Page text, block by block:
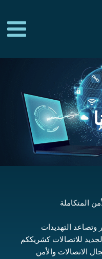
المتكاملة
التهديدات
للاتصالات كشريككم
الاتصالات والأمن